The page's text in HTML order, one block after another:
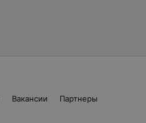
Вакансии
Партнеры